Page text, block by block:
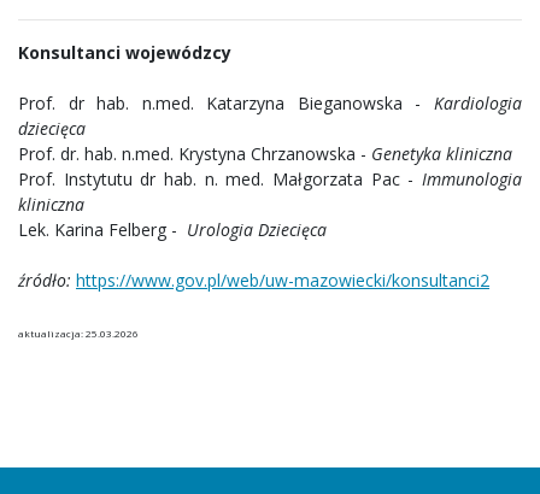
Konsultanci wojewódzcy
Prof. dr hab. n.med. Katarzyna Bieganowska - Kardiologia
dziecięca
Prof. dr. hab. n.med. Krystyna Chrzanowska - Genetyka kliniczna
Prof. Instytutu dr hab. n. med. Małgorzata Pac - Immunologia
kliniczna
Lek. Karina Felberg - Urologia Dziecięca
źródło: https://www.gov.pl/web/uw-mazowiecki/konsultanci2
aktualizacja: 25.03.2026